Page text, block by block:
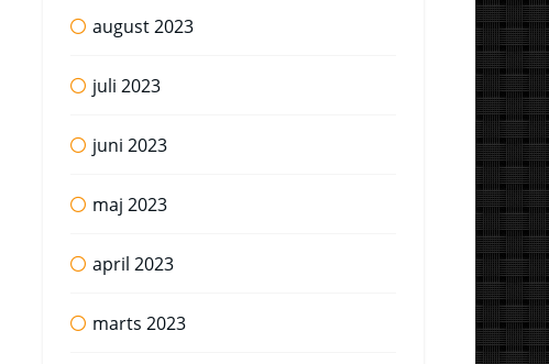
august 2023
juli 2023
juni 2023
maj 2023
april 2023
marts 2023